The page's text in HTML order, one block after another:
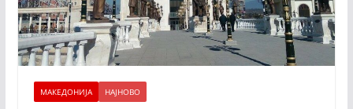
МАКЕДОНИЈА НАЈНОВО